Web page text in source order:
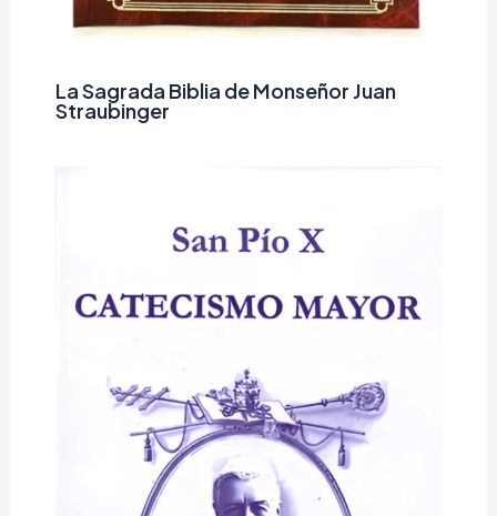
La Sagrada Biblia de Monseñor Juan
Straubinger